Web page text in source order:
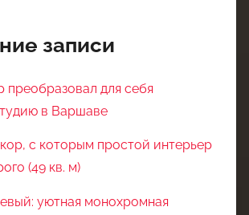
записи
преобразовал для себя
в Варшаве
с которым простой интерьер
(49 кв. м)
уютная монохромная